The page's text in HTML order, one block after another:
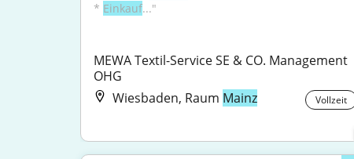
* Einkauf..."
MEWA Textil-Service SE & CO. Management
OHG
Wiesbaden, Raum Mainz Vollzeit